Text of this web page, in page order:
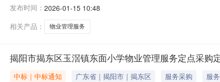
（乙方）：揭阳市揭东区博达教育咨询有限公司地址：
发布时间： 2026-01-15 10:48
相关产品：
物业管理服务
揭阳市揭东区玉滘镇东面小学物业管理服务定点采购
中标｜中标通知 广东省｜揭阳市｜揭东区 服务采购
服务